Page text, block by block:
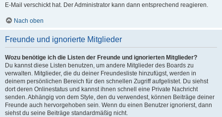
E-Mail verschickt hat. Der Administrator kann dann entsprechend reagieren.
Nach oben
Freunde und ignorierte Mitglieder
Wozu benötige ich die Listen der Freunde und ignorierten Mitglieder?
Du kannst diese Listen benutzen, um andere Mitglieder des Boards zu
verwalten. Mitglieder, die du deiner Freundesliste hinzufügst, werden in
deinem persönlichen Bereich für den schnellen Zugriff aufgelistet. Du siehst
dort deren Onlinestatus und kannst ihnen schnell eine Private Nachricht
senden. Abhängig von dem Style, den du verwendest, können Beiträge deiner
Freunde auch hervorgehoben sein. Wenn du einen Benutzer ignorierst, dann
siehst du seine Beiträge standardmäßig nicht.